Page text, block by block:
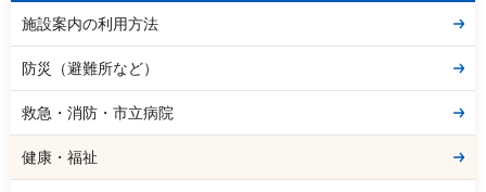
施設案内の利用方法
防災（避難所など）
救急・消防・市立病院
健康・福祉